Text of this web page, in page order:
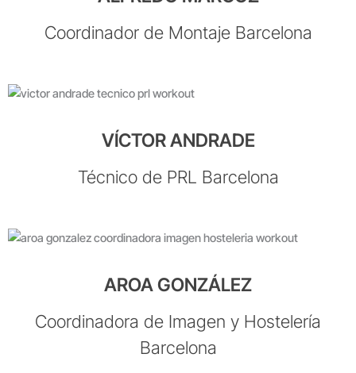
Coordinador de Montaje Barcelona
VÍCTOR ANDRADE
Técnico de PRL Barcelona
AROA GONZÁLEZ
Coordinadora de Imagen y Hostelería
Barcelona